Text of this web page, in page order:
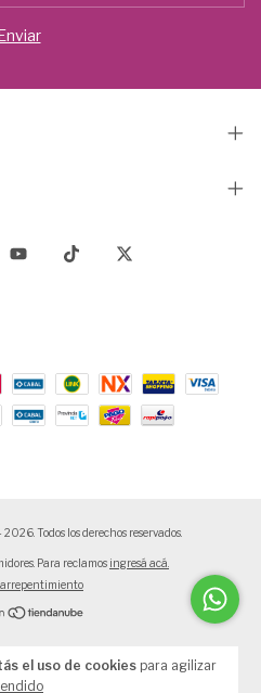
el uso de cookies para agilizar
Todos los derechos reservados.
Para reclamos ingresá acá.
arrepentimiento